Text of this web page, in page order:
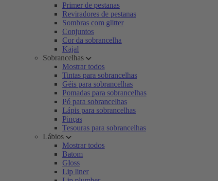
Primer de pestanas
Reviradores de pestanas
Sombras com glitter
Conjuntos
Cor da sobrancelha
Kajal
Sobrancelhas
Mostrar todos
Tintas para sobrancelhas
Géis para sobrancelhas
Pomadas para sobrancelhas
Pó para sobrancelhas
Lápis para sobrancelhas
Pinças
Tesouras para sobrancelhas
Lábios
Mostrar todos
Batom
Gloss
Lip liner